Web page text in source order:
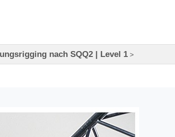
nach SQQ2 | Level 1 >